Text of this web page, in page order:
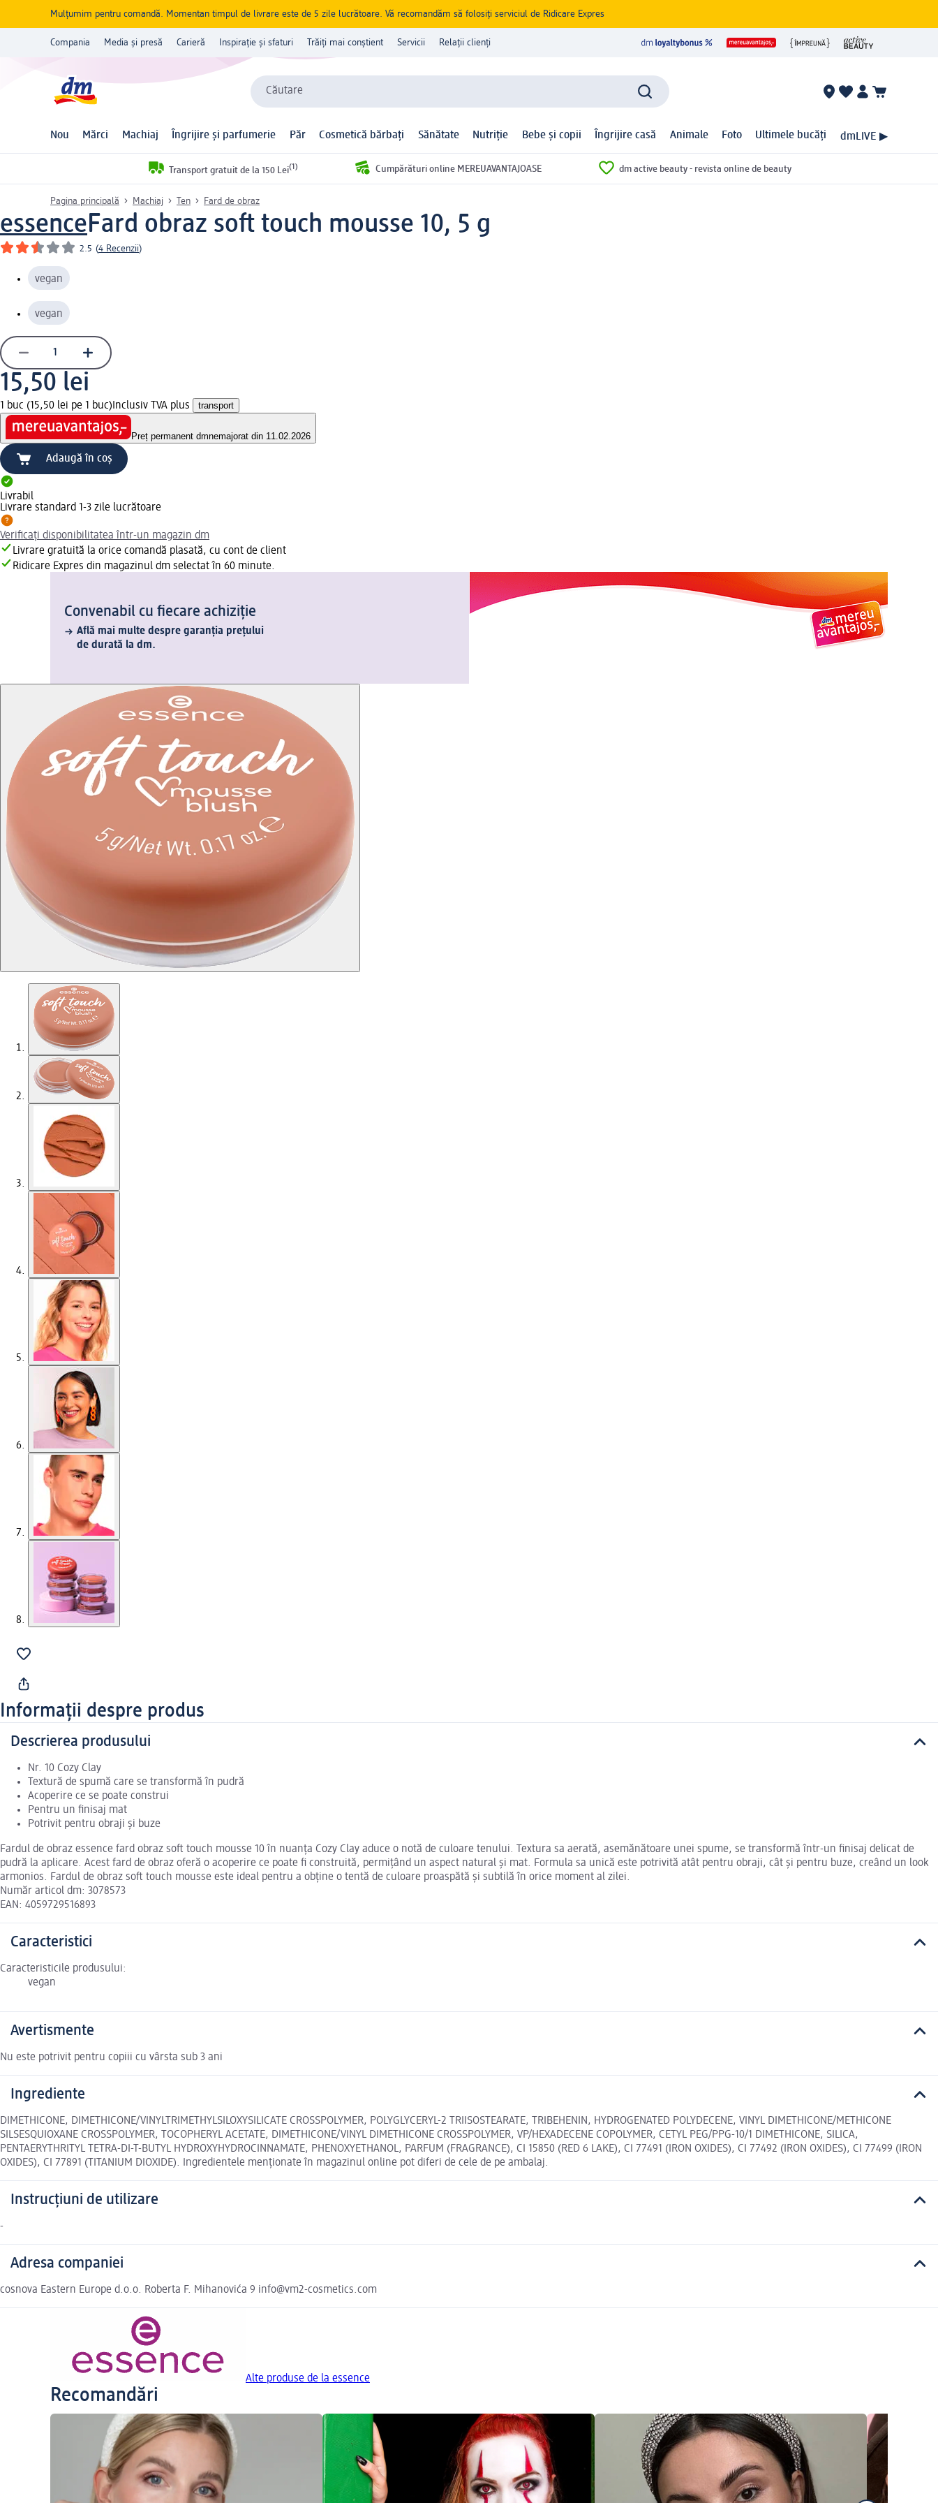
Mulțumim pentru comandă. Momentan timpul de livrare este de 5 zile lucrătoare. Vă recomandăm să folosiți serviciul de Ridicare Expres
Compania Media și presă Carieră Inspirație și sfaturi Trăiți mai conștient Servicii Relații clienți
Căutare
Nou Mărci Machiaj Îngrijire și parfumerie Păr Cosmetică bărbați Sănătate Nutriție Bebe și copii Îngrijire casă Animale Foto Ultimele bucăți dmLIVE ▶
Transport gratuit de la 150 Lei(1) Cumpărături online MEREUAVANTAJOASE dm active beauty - revista online de beauty
Pagina principală Machiaj Ten Fard de obraz
essenceFard obraz soft touch mousse 10, 5 g
2.5 (4 Recenzii)
vegan
vegan
15,50 lei
1 buc (15,50 lei pe 1 buc) Inclusiv TVA plus transport
Preț permanent dmnemajorat din 11.02.2026
Adaugă în coș
Livrabil
Livrare standard 1-3 zile lucrătoare
Verificați disponibilitatea într-un magazin dm
Livrare gratuită la orice comandă plasată, cu cont de client
Ridicare Expres din magazinul dm selectat în 60 minute.
Convenabil cu fiecare achiziție
Află mai multe despre garanția prețului
de durată la dm.
Informații despre produs
Descrierea produsului
Nr. 10 Cozy Clay
Textură de spumă care se transformă în pudră
Acoperire ce se poate construi
Pentru un finisaj mat
Potrivit pentru obraji și buze
Fardul de obraz essence fard obraz soft touch mousse 10 în nuanța Cozy Clay aduce o notă de culoare tenului. Textura sa aerată, asemănătoare unei spume, se transformă într-un finisaj delicat de
pudră la aplicare. Acest fard de obraz oferă o acoperire ce poate fi construită, permițând un aspect natural și mat. Formula sa unică este potrivită atât pentru obraji, cât și pentru buze, creând un look
armonios. Fardul de obraz soft touch mousse este ideal pentru a obține o tentă de culoare proaspătă și subtilă în orice moment al zilei.
Număr articol dm: 3078573
EAN: 4059729516893
Caracteristici
Caracteristicile produsului:
vegan
Avertismente
Nu este potrivit pentru copiii cu vârsta sub 3 ani
Ingrediente
DIMETHICONE, DIMETHICONE/VINYLTRIMETHYLSILOXYSILICATE CROSSPOLYMER, POLYGLYCERYL-2 TRIISOSTEARATE, TRIBEHENIN, HYDROGENATED POLYDECENE, VINYL DIMETHICONE/METHICONE
SILSESQUIOXANE CROSSPOLYMER, TOCOPHERYL ACETATE, DIMETHICONE/VINYL DIMETHICONE CROSSPOLYMER, VP/HEXADECENE COPOLYMER, CETYL PEG/PPG-10/1 DIMETHICONE, SILICA,
PENTAERYTHRITYL TETRA-DI-T-BUTYL HYDROXYHYDROCINNAMATE, PHENOXYETHANOL, PARFUM (FRAGRANCE), CI 15850 (RED 6 LAKE), CI 77491 (IRON OXIDES), CI 77492 (IRON OXIDES), CI 77499 (IRON
OXIDES), CI 77891 (TITANIUM DIOXIDE). Ingredientele menționate în magazinul online pot diferi de cele de pe ambalaj.
Instrucțiuni de utilizare
-
Adresa companiei
cosnova Eastern Europe d.o.o. Roberta F. Mihanovića 9 info@vm2-cosmetics.com
Alte produse de la essence
Recomandări